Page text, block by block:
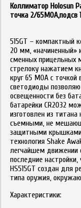
Коллиматор Holosun
точка 2/65МОА,подсв
515GT – компактный
20 мм, «начиненный»
сменных прицельных
стрелоку нажатием
круг 65 MOA с
светодиоды
освещенности без
батарейки CR2032
изготовлен из
съемными, не
защитными крышками
технология Shake
легчайшем движении
последние
HS515GT создан для
типа оружия,
Характеристики: